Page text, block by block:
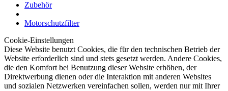
Zubehör
Motorschutzfilter
Cookie-Einstellungen
Diese Website benutzt Cookies, die für den technischen Betrieb der
Website erforderlich sind und stets gesetzt werden. Andere Cookies,
die den Komfort bei Benutzung dieser Website erhöhen, der
Direktwerbung dienen oder die Interaktion mit anderen Websites
und sozialen Netzwerken vereinfachen sollen, werden nur mit Ihrer